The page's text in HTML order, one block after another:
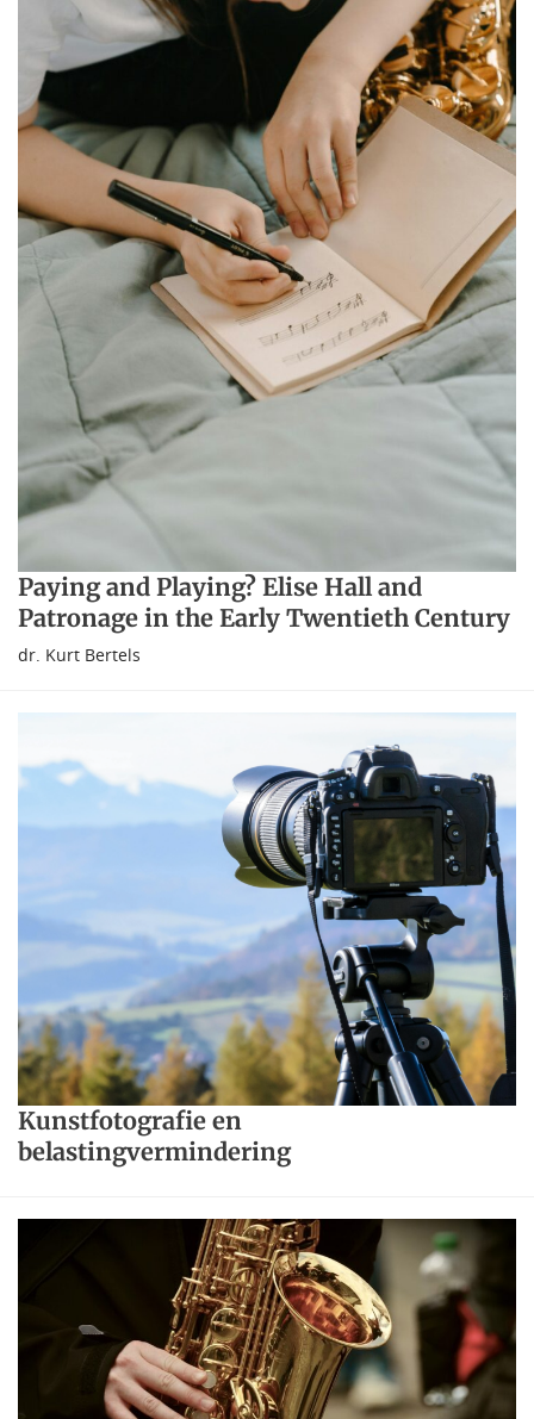
Paying and Playing? Elise Hall and
Patronage in the Early Twentieth Century
dr. Kurt Bertels
Kunstfotografie en
belastingvermindering